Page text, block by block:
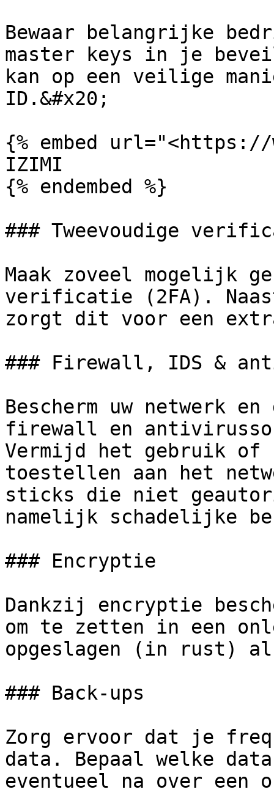
Bewaar belangrijke
master keys in je
kan op een veilige
ID.&#x20;
{% embed
IZIMI
{% endembed %}
### Tweevoudige
Maak zoveel mogelijk
verificatie (2FA).
zorgt dit voor een
### Firewall, IDS &
Bescherm uw netwerk
firewall en
Vermijd het gebruik of
toestellen aan het
sticks die niet
namelijk schadelijke
### Encryptie
Dankzij encryptie
om te zetten in een
opgeslagen (in rust)
### Back-ups
Zorg ervoor dat je
data. Bepaal welke
eventueel na over een